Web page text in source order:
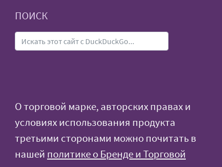
ПОИСК
О торговой марке, авторских правах и
условиях использования продукта
третьими сторонами можно почитать в
нашей политике о Бренде и Торговой